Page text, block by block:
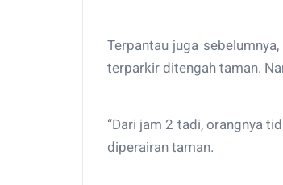
Terpantau juga
terparkir ditengah taman.
“Dari jam 2 tadi, orangnya
diperairan taman.